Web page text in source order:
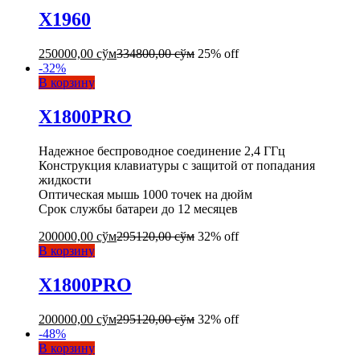
X1960
250000,00 сўм334800,00сўм 25% off
-32%
В корзину
X1800PRO
Надежное беспроводное соединение 2,4 ГГц
Конструкция клавиатуры с защитой от попадания
жидкости
Оптическая мышь 1000 точек на дюйм
Срок службы батареи до 12 месяцев
200000,00 сўм295120,00сўм 32% off
В корзину
X1800PRO
200000,00 сўм295120,00сўм 32% off
-48%
В корзину